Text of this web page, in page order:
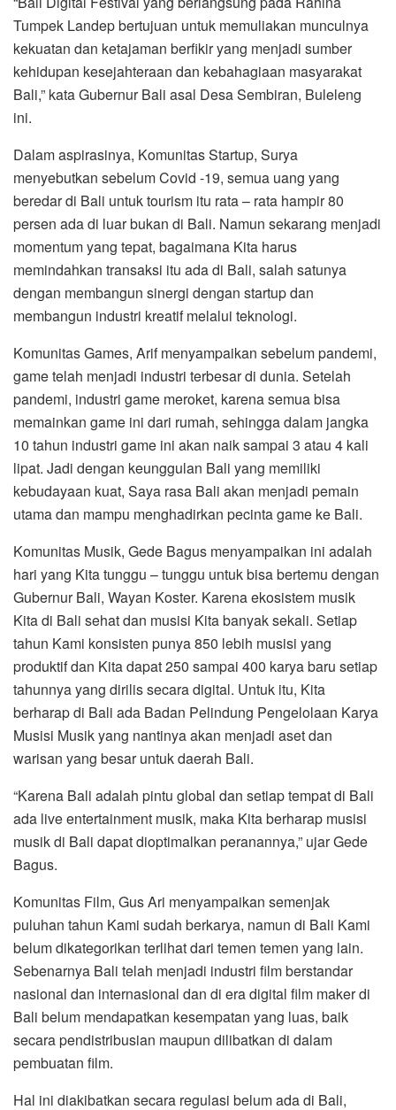
Tumpek Landep bertujuan untuk memuliakan munculnya
kekuatan dan ketajaman berfikir yang menjadi sumber
kehidupan kesejahteraan dan kebahagiaan masyarakat
Bali,” kata Gubernur Bali asal Desa Sembiran, Buleleng
ini.
Dalam aspirasinya, Komunitas Startup, Surya
menyebutkan sebelum Covid -19, semua uang yang
beredar di Bali untuk tourism itu rata – rata hampir 80
persen ada di luar bukan di Bali. Namun sekarang menjadi
momentum yang tepat, bagaimana Kita harus
memindahkan transaksi itu ada di Bali, salah satunya
dengan membangun sinergi dengan startup dan
membangun industri kreatif melalui teknologi.
Komunitas Games, Arif menyampaikan sebelum pandemi,
game telah menjadi industri terbesar di dunia. Setelah
pandemi, industri game meroket, karena semua bisa
memainkan game ini dari rumah, sehingga dalam jangka
10 tahun industri game ini akan naik sampai 3 atau 4 kali
lipat. Jadi dengan keunggulan Bali yang memiliki
kebudayaan kuat, Saya rasa Bali akan menjadi pemain
utama dan mampu menghadirkan pecinta game ke Bali.
Komunitas Musik, Gede Bagus menyampaikan ini adalah
hari yang Kita tunggu – tunggu untuk bisa bertemu dengan
Gubernur Bali, Wayan Koster. Karena ekosistem musik
Kita di Bali sehat dan musisi Kita banyak sekali. Setiap
tahun Kami konsisten punya 850 lebih musisi yang
produktif dan Kita dapat 250 sampai 400 karya baru setiap
tahunnya yang dirilis secara digital. Untuk itu, Kita
berharap di Bali ada Badan Pelindung Pengelolaan Karya
Musisi Musik yang nantinya akan menjadi aset dan
warisan yang besar untuk daerah Bali.
“Karena Bali adalah pintu global dan setiap tempat di Bali
ada live entertainment musik, maka Kita berharap musisi
musik di Bali dapat dioptimalkan peranannya,” ujar Gede
Bagus.
Komunitas Film, Gus Ari menyampaikan semenjak
puluhan tahun Kami sudah berkarya, namun di Bali Kami
belum dikategorikan terlihat dari temen temen yang lain.
Sebenarnya Bali telah menjadi industri film berstandar
nasional dan internasional dan di era digital film maker di
Bali belum mendapatkan kesempatan yang luas, baik
secara pendistribusian maupun dilibatkan di dalam
pembuatan film.
Hal ini diakibatkan secara regulasi belum ada di Bali,